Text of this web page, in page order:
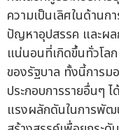
ความเป็นเลิศในด้าน
ปัญหาอุปสรรค และผล
แน่นอนที่เกิดขึ้นทั่วโล
ของรัฐบาล ทั้งนี้การม
ประกอบการรายอื่นๆ
แรงผลักดันในการพัฒ